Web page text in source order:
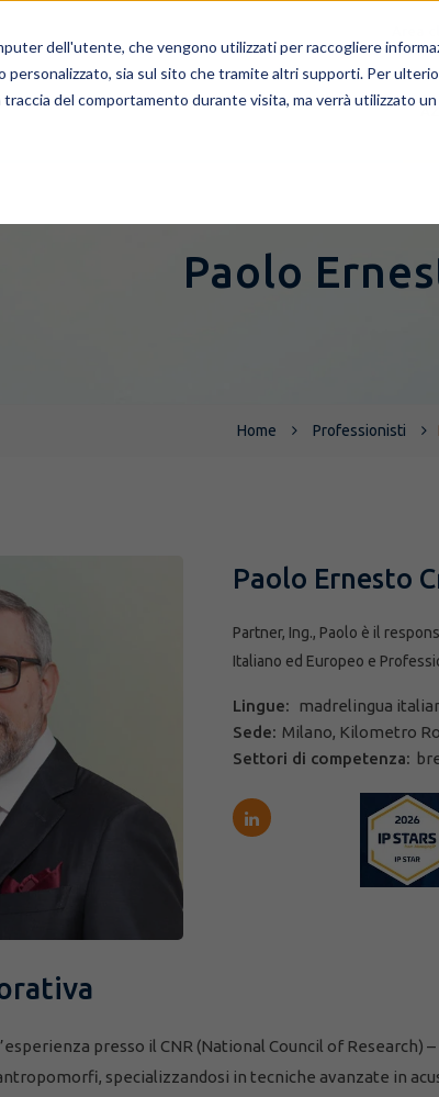
dell'utente, che vengono utilizzati per raccogliere
personalizzato, sia sul sito che tramite altri supporti. Per
del comportamento durante visita, ma verrà utilizzato
Paolo
Home Professionisti
Paolo Ernesto
Partner, Ing., Paolo è il
Italiano ed Europeo e
Lingue: madrelingua
Sede: Milano, Kilometro
Settori di competenza:
presso il CNR (National Council of
specializzandosi in tecniche avanzate in